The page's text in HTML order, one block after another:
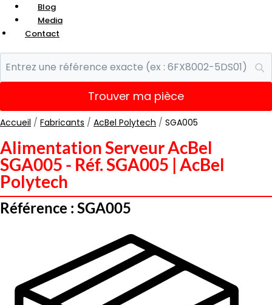
Blog
Media
Contact
Trouver ma pièce
Accueil / Fabricants / AcBel Polytech / SGA005
Alimentation Serveur AcBel
SGA005 - Réf. SGA005 | AcBel
Polytech
Référence : SGA005